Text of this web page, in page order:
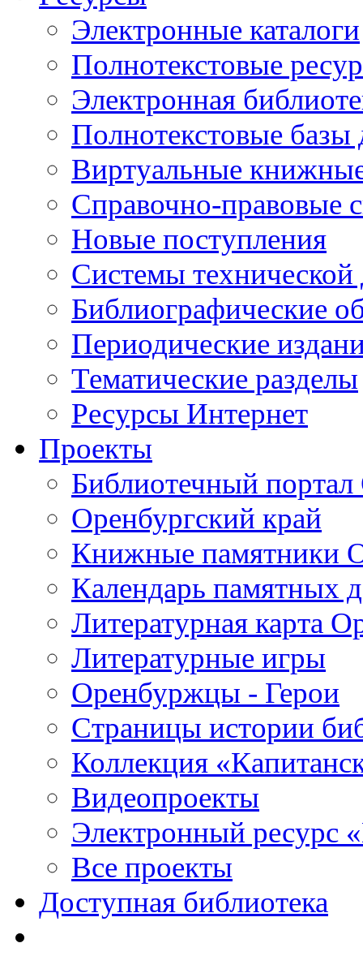
Электронные каталоги
Полнотекстовые
Электронная
Полнотекстовые
Виртуальные
Справочно-правовые
Новые поступления
Cистемы
Библиографические
Периодические
Тематические разделы
Ресурсы Интернет
Проекты
Библиотечный портал
Оренбургский край
Книжные памятники
Календарь памятных
Литературная карта
Литературные игры
Оренбуржцы - Герои
Страницы истории
Коллекция
Видеопроекты
Электронный ресурс
Все проекты
Доступная библиотека